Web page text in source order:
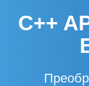
C++